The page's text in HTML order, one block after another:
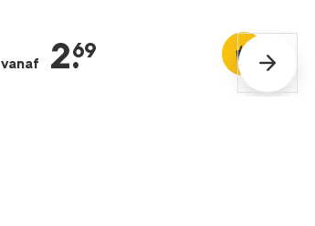
vanaf 2.
69